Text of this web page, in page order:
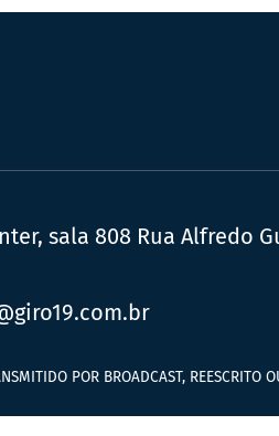
sala 808 Rua Alfredo
POR BROADCAST, REESCRITO